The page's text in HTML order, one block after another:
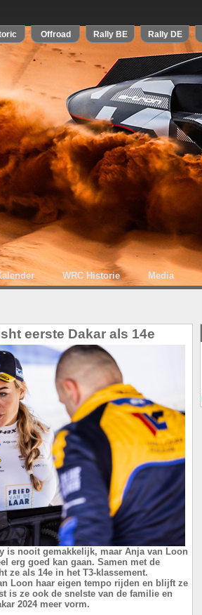
WRC Historie Media
eerste Dakar als 14e
is nooit gemakkelijk, maar Anja van Loon
erg goed kan gaan. Samen met de
ze als 14e in het T3-klassement.
Loon haar eigen tempo rijden en blijft ze
is ze ook de snelste van de familie en
2024 meer vorm.